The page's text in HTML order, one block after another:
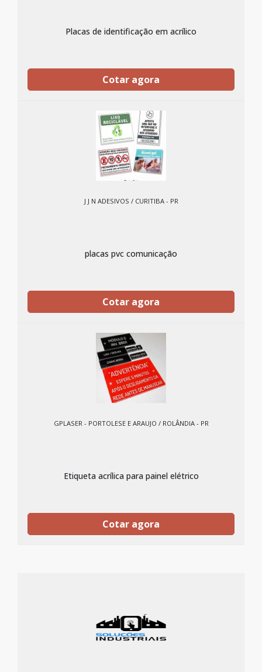
Placas de identificação em acrílico
Cotar agora
J J N ADESIVOS / CURITIBA - PR
placas pvc comunicação
Cotar agora
GPLASER - PORTOLESE E ARAUJO / ROLÂNDIA - PR
Etiqueta acrílica para painel elétrico
Cotar agora